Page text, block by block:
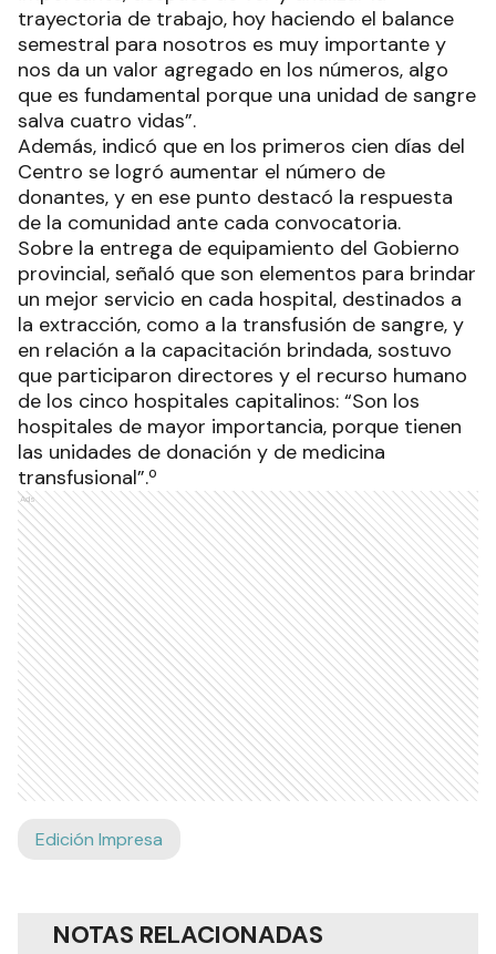
trayectoria de trabajo, hoy haciendo el balance
semestral para nosotros es muy importante y
nos da un valor agregado en los números, algo
que es fundamental porque una unidad de sangre
salva cuatro vidas”.
Además, indicó que en los primeros cien días del
Centro se logró aumentar el número de
donantes, y en ese punto destacó la respuesta
de la comunidad ante cada convocatoria.
Sobre la entrega de equipamiento del Gobierno
provincial, señaló que son elementos para brindar
un mejor servicio en cada hospital, destinados a
la extracción, como a la transfusión de sangre, y
en relación a la capacitación brindada, sostuvo
que participaron directores y el recurso humano
de los cinco hospitales capitalinos: “Son los
hospitales de mayor importancia, porque tienen
las unidades de donación y de medicina
transfusional”.º
Ads
Edición Impresa
NOTAS RELACIONADAS